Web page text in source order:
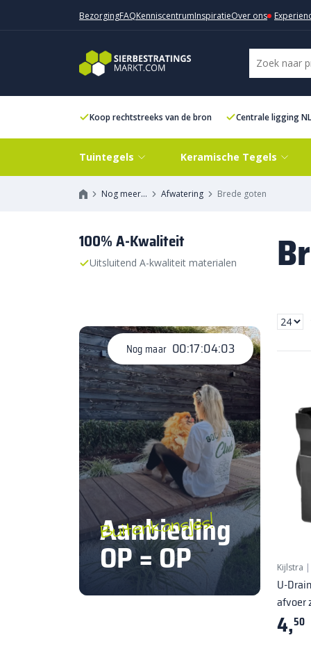
BezorgingFAQKenniscentrumInspiratieOver ons
Koop rechtstreeks van de bron Centrale ligging NL
Tuintegels Keramische Tegels
Nog meer… Afwatering Brede goten
100% A-Kwaliteit
Uitsluitend A-kwaliteit materialen
Nog maar 00:17:04:02
Buitenkansjes!
Aanbieding
OP = OP Kijlstra |
U-
afvoer
4,50